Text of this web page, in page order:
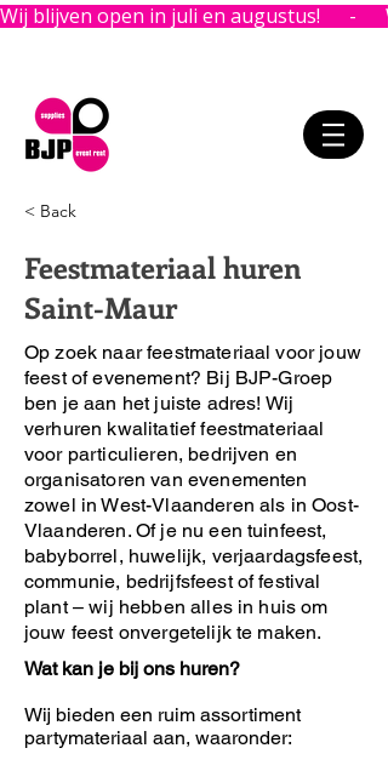
Wij blijven open in juli en augustus!      -
< Back
Feestmateriaal huren
Saint-Maur
Op zoek naar feestmateriaal voor jouw
feest of evenement? Bij BJP-Groep
ben je aan het juiste adres! Wij
verhuren kwalitatief feestmateriaal
voor particulieren, bedrijven en
organisatoren van evenementen
zowel in West-Vlaanderen als in Oost-
Vlaanderen. Of je nu een tuinfeest,
babyborrel, huwelijk, verjaardagsfeest,
communie, bedrijfsfeest of festival
plant – wij hebben alles in huis om
jouw feest onvergetelijk te maken.
Wat kan je bij ons huren?
Wij bieden een ruim assortiment
partymateriaal aan, waaronder: